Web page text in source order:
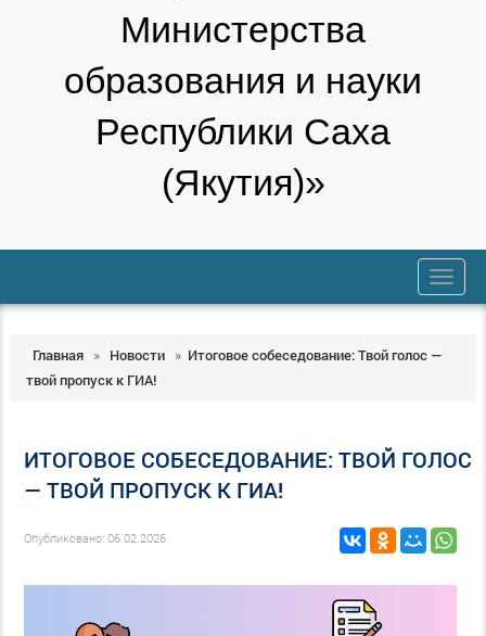
Министерства
образования и науки
Республики Саха
(Якутия)»
trk
Главная » Новости » Итоговое собеседование: Твой голос —
твой пропуск к ГИА!
ИТОГОВОЕ СОБЕСЕДОВАНИЕ: ТВОЙ ГОЛОС
— ТВОЙ ПРОПУСК К ГИА!
Опубликовано: 06.02.2026